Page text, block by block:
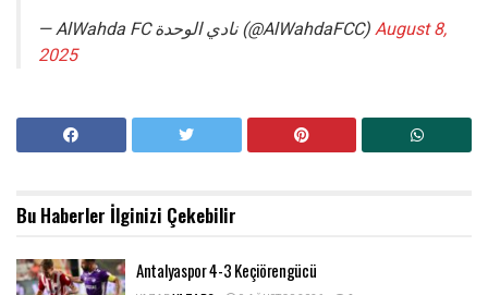
— AlWahda FC نادي الوحدة (@AlWahdaFCC)August 8,
2025
Bu Haberler İlginizi Çekebilir
Antalyaspor 4-3 Keçiörengücü